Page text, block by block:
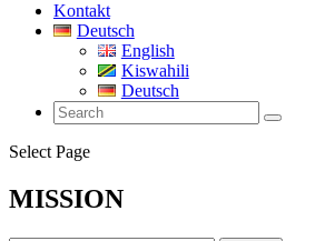
Kontakt
Deutsch
English
Kiswahili
Deutsch
Select Page
MISSION